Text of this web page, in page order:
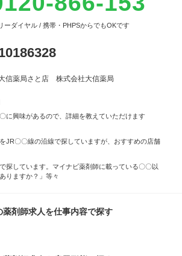
ーダイヤル / 携帯・PHPSからでもOKです
信薬局さと店 株式会社大信薬局
に興味があるので、詳細を教えていただけます
JR〇〇線の沿線で探していますが、おすすめの店舗
探しています。マイナビ薬剤師に載っている〇〇以
りますか？」等々
薬剤師求人を仕事内容で探す